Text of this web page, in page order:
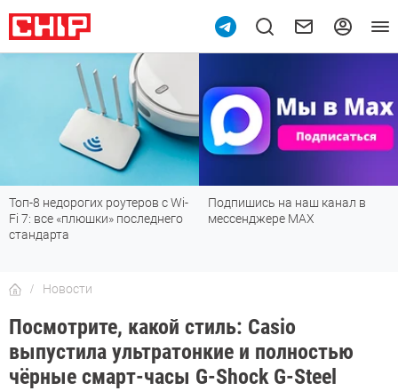
Топ-8 недорогих роутеров с Wi-
Fi 7: все «плюшки» последнего
стандарта
Подпишись на наш канал в
мессенджере МАХ
Новости
Посмотрите, какой стиль: Casio
выпустила ультратонкие и полностью
чёрные смарт-часы G-Shock G-Steel